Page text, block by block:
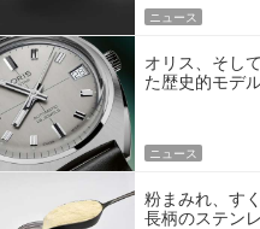
ニュース
オリス、そし
た歴史的モデ
ニュース
粉まみれ、す
長柄のステン